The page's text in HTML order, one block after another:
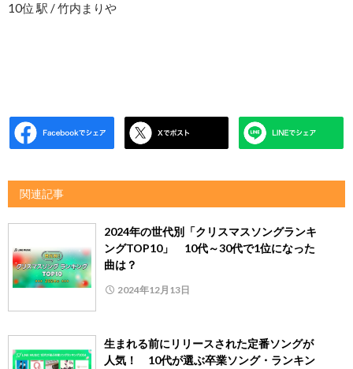
10位 駅 / 竹内まりや
関連記事
2024年の世代別「クリスマスソングランキ
ングTOP10」 10代～30代で1位になった
曲は？
2024年12月13日
生まれる前にリリースされた定番ソングが
人気！ 10代が選ぶ卒業ソング・ランキン